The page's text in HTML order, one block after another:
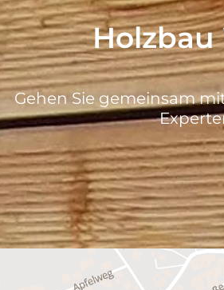
Holzbau
Gehen Sie gemeinsam